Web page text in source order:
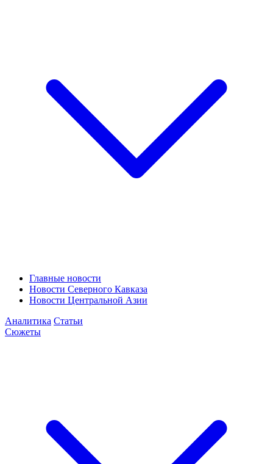
Главные новости
Новости Северного Кавказа
Новости Центральной Азии
Аналитика Статьи
Сюжеты